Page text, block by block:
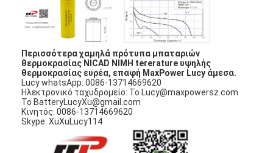
Προϊόντα
Περίπου εμείς
Γύρος εργοστασίων
Ποιοτικός έλεγχος
Περισσότερα χαμηλά πρότυπα μπαταριών
θερμοκρασίας NICAD NIMH tererature υψηλής
θερμοκρασίας ευρέα, επαφή MaxPower Lucy άμεσα.
Lucy whatsApp: 0086-13714669620
Ηλεκτρονικό ταχυδρομείο: Το Lucy@maxpowersz.com
Το BatteryLucyXu@gmail.com
Κινητός: 0086-13714669620
Skype: XuXuLucy114